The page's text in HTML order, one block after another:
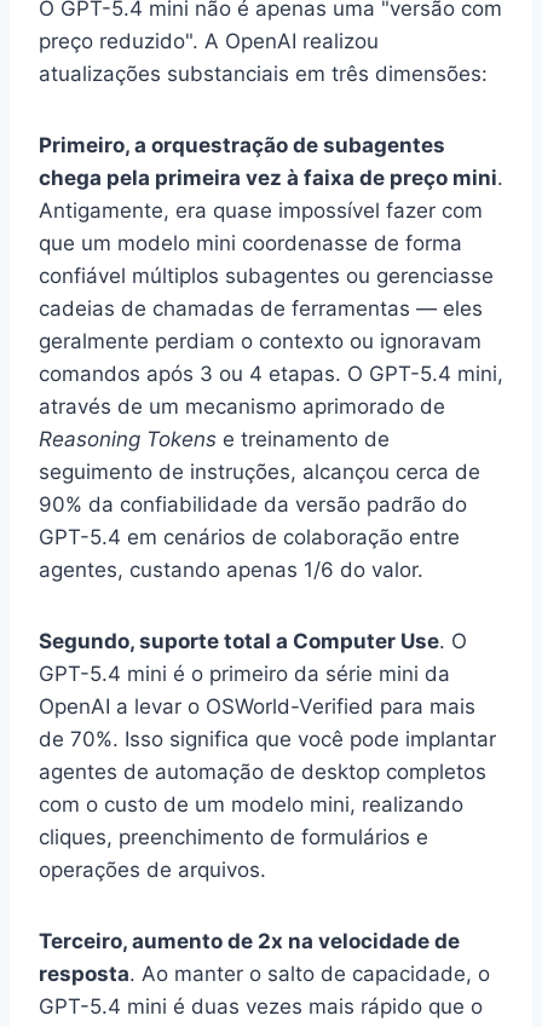
O GPT-5.4 mini não é apenas uma "versão com
preço reduzido". A OpenAI realizou
atualizações substanciais em três dimensões:
Primeiro, a orquestração de subagentes
chega pela primeira vez à faixa de preço mini.
Antigamente, era quase impossível fazer com
que um modelo mini coordenasse de forma
confiável múltiplos subagentes ou gerenciasse
cadeias de chamadas de ferramentas — eles
geralmente perdiam o contexto ou ignoravam
comandos após 3 ou 4 etapas. O GPT-5.4 mini,
através de um mecanismo aprimorado de
Reasoning Tokens e treinamento de
seguimento de instruções, alcançou cerca de
90% da confiabilidade da versão padrão do
GPT-5.4 em cenários de colaboração entre
agentes, custando apenas 1/6 do valor.
Segundo, suporte total a Computer Use. O
GPT-5.4 mini é o primeiro da série mini da
OpenAI a levar o OSWorld-Verified para mais
de 70%. Isso significa que você pode implantar
agentes de automação de desktop completos
com o custo de um modelo mini, realizando
cliques, preenchimento de formulários e
operações de arquivos.
Terceiro, aumento de 2x na velocidade de
resposta. Ao manter o salto de capacidade, o
GPT-5.4 mini é duas vezes mais rápido que o